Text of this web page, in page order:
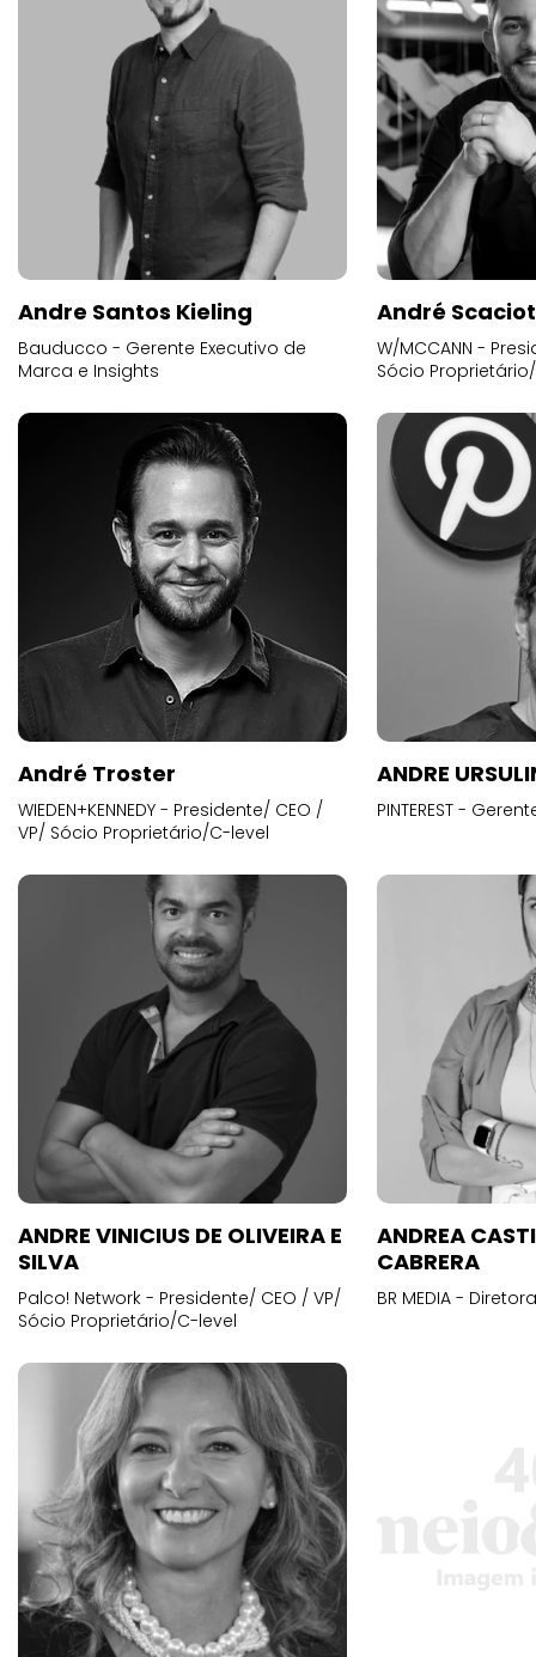
Andre Santos Kieling
Bauducco - Gerente Executivo de
Marca e Insights
André
W/MCCANN -
Sócio
André Troster
WIEDEN+KENNEDY - Presidente/ CEO /
VP/ Sócio Proprietário/C-level
ANDRE
PINTEREST -
ANDRE VINICIUS DE OLIVEIRA E
SILVA
Palco! Network - Presidente/ CEO / VP/
Sócio Proprietário/C-level
ANDREA
CABRERA
BR MEDIA -